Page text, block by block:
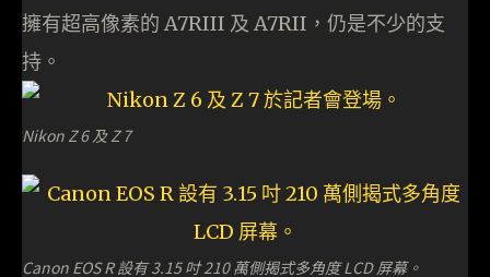
擁有超高像素的 A7RIII 及 A7RII，仍是不少的支
持。
Nikon Z 6 及 Z 7
Canon EOS R 設有 3.15 吋 210 萬側揭式多角度 LCD 屏幕。